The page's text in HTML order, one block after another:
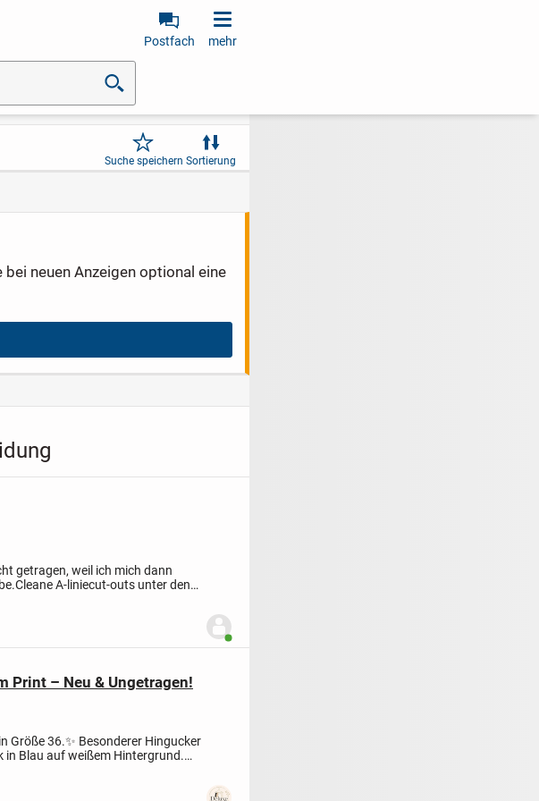
Postfach mehr
Suche speichern Sortierung
neuen Anzeigen optional eine
getragen, weil ich mich dann
A-liniecut-outs unter den
geändert/a...
Benutzer ist online
Print – Neu & Ungetragen!
Größe 36.✨ Besonderer Hingucker
in Blau auf weißem Hintergrund.🏷️